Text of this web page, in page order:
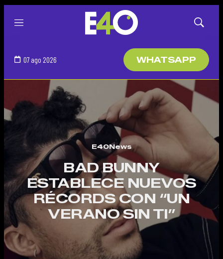
Menú
Mostrar
07 ago 2026 WHATSAPP
E40News
BAD BUNNY
ESTABLECE NUEVOS
RÉCORDS CON “UN
VERANO SIN TI”